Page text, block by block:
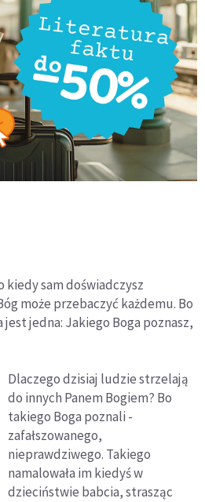
kiedy sam doświadczysz
może przebaczyć każdemu. Bo
jest jedna: Jakiego Boga poznasz,
Dlaczego dzisiaj ludzie strzelają
do innych Panem Bogiem? Bo
takiego Boga poznali -
zafałszowanego,
nieprawdziwego. Takiego
namalowała im kiedyś w
dzieciństwie babcia, strasząc